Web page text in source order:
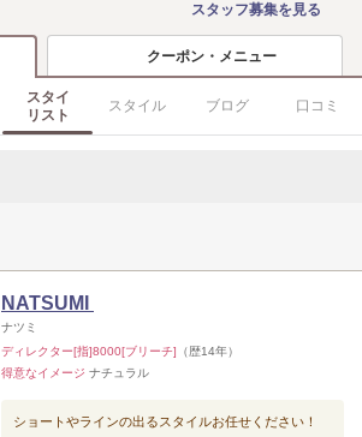
スタッフ募集を見る
クーポン・メニュー
スタイ
リスト
スタイル ブログ 口コミ
NATSUMI
ナツミ
ディレクター[指]8000[ブリーチ] （歴14年）
得意なイメージ ナチュラル
ショートやラインの出るスタイルお任せください！